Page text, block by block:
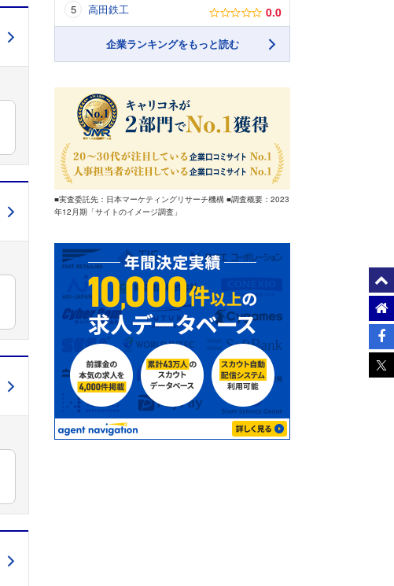
高田鉄工 0.0
企業ランキングをもっと読む
■実査委託先：日本マーケティングリサーチ機構 ■調査概要：2023
年12月期「サイトのイメージ調査」